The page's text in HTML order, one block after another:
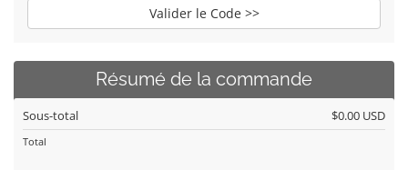
Valider le Code >>
Résumé de la commande
Sous-total $0.00 USD
Total